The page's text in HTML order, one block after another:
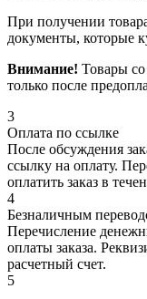
При получении
документы, которые
Внимание! Товары со
только после
3
Оплата по ссылке
После обсуждения
ссылку на оплату.
оплатить заказ в
4
Безналичным
Перечисление
оплаты заказа.
расчетный счет.
5